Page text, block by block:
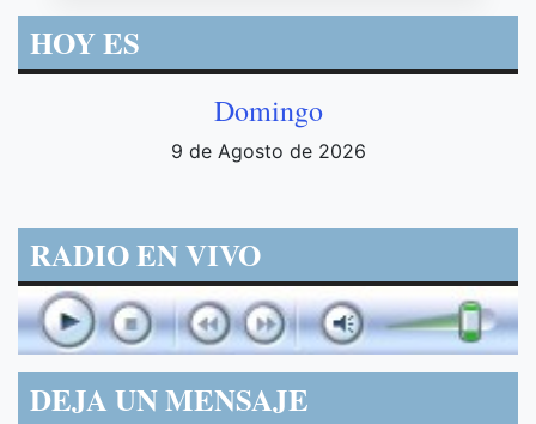
HOY ES
Domingo
9 de Agosto de 2026
RADIO EN VIVO
DEJA UN MENSAJE